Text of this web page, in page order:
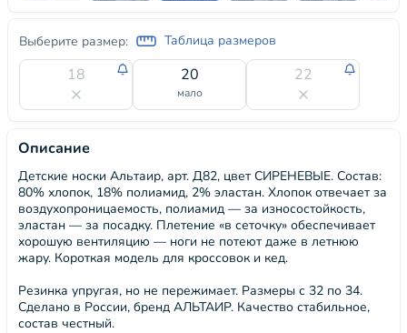
Выберите размер: Таблица размеров
18 20
мало
22
Описание
Детские носки Альтаир, арт. Д82, цвет СИРЕНЕВЫЕ. Состав:
80% хлопок, 18% полиамид, 2% эластан. Хлопок отвечает за
воздухопроницаемость, полиамид — за износостойкость,
эластан — за посадку. Плетение «в сеточку» обеспечивает
хорошую вентиляцию — ноги не потеют даже в летнюю
жару. Короткая модель для кроссовок и кед.
Резинка упругая, но не пережимает. Размеры с 32 по 34.
Сделано в России, бренд АЛЬТАИР. Качество стабильное,
состав честный.